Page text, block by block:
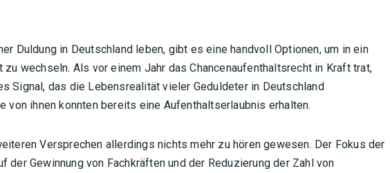
Duldung in Deutschland leben, gibt es eine handvoll Optionen, um in ein
wechseln. Als vor einem Jahr das Chancenaufenthaltsrecht in Kraft trat,
Signal, das die Lebensrealität vieler Geduldeter in Deutschland
von ihnen konnten bereits eine Aufenthaltserlaubnis erhalten.
Versprechen allerdings nichts mehr zu hören gewesen. Der Fokus der
der Gewinnung von Fachkräften und der Reduzierung der Zahl von